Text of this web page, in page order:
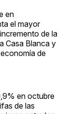
en
el mayor
de la
Casa Blanca y
de
en octubre
de las